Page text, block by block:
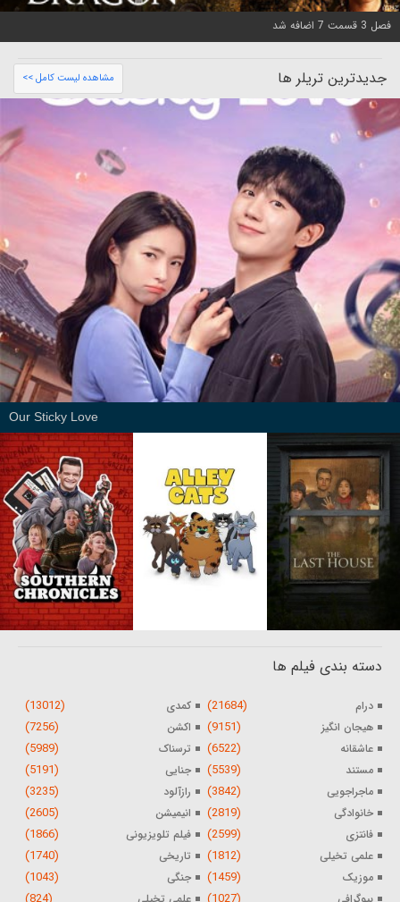
فصل 3 قسمت 7 اضافه شد
جدیدترین تریلر ها مشاهده لیست کامل >>
Our Sticky Love
دسته بندی فیلم ها
درام (21684) کمدی (13012)
هیجان انگیز (9151) اکشن (7256)
عاشقانه (6522) ترسناک (5989)
مستند (5539) جنایی (5191)
ماجراجویی (3842) رازآلود (3235)
خانوادگی (2819) انیمیشن (2605)
فانتزی (2599) فیلم تلویزیونی (1866)
علمی تخیلی (1812) تاریخی (1740)
موزیک (1459) جنگی (1043)